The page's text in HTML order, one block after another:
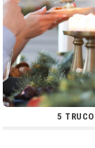
5